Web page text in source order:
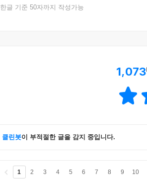
한글 기준 50자까지 작성가능
1,073
클린봇이 부적절한 글을 감지 중입니다.
1 2 3 4 5 6 7 8 9 10